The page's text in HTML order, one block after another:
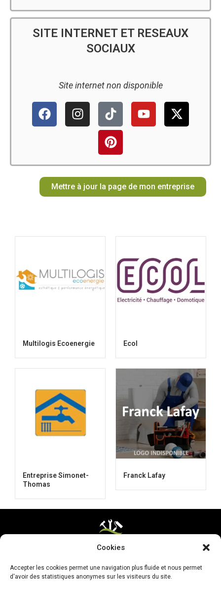
Cookies
Accepter les cookies permet une navigation plus fluide et nous permet
d'avoir des statistiques anonymes sur les visiteurs du site.
SITE INTERNET ET RESEAUX
SOCIAUX
Site internet non disponible
F
a
o
o
k
I
n
g
r
a
T
i
k
t
o
k
Y
o
b
e
X
-
t
t
e
P
i
n
t
e
r
e
s
Mettre à jour la page de mon entreprise
Multilogis Ecoenergie Ecol
Entreprise Simonet-
Thomas
Franck Lafay
Mettre ma page à jour